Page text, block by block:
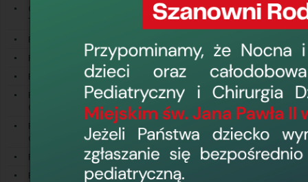
Ośrodek Domowego Leczenia
Tlenem
Poradnia Chirurgii Naczyniowej
Poradnia Endokrynologiczna
Poradnia Gastroenterologiczna
Poradnia Konsultacyjna
Okulistyczna
Poradnia Konsultacyjna Położniczo-
Ginekologiczna
Poradnia Leczenia Jaskry
Poradnia Reumatologiczna
Kierownik:
lek. Paweł Bryl
Telefon:
Rejestracja
Informacja ws.
pacjentów:
tel.(55) 239 59